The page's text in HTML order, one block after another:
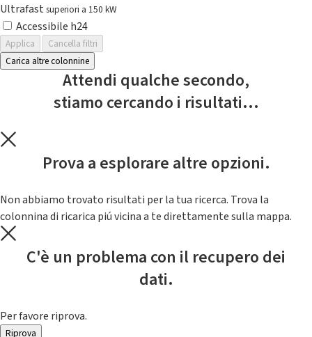
Ultrafast superiori a 150 kW
Accessibile h24
Applica
Cancella filtri
Carica altre colonnine
Attendi qualche secondo,
stiamo cercando i risultati...
Prova a esplorare altre opzioni.
Non abbiamo trovato risultati per la tua ricerca. Trova la
colonnina di ricarica piú vicina a te direttamente sulla mappa.
C'è un problema con il recupero dei
dati.
Per favore riprova.
Riprova